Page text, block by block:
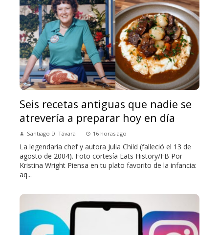
Seis recetas antiguas que nadie se
atrevería a preparar hoy en día
Santiago D. Távara 16 horas ago
La legendaria chef y autora Julia Child (falleció el 13 de
agosto de 2004). Foto cortesía Eats History/FB Por
Kristina Wright Piensa en tu plato favorito de la infancia:
aq...